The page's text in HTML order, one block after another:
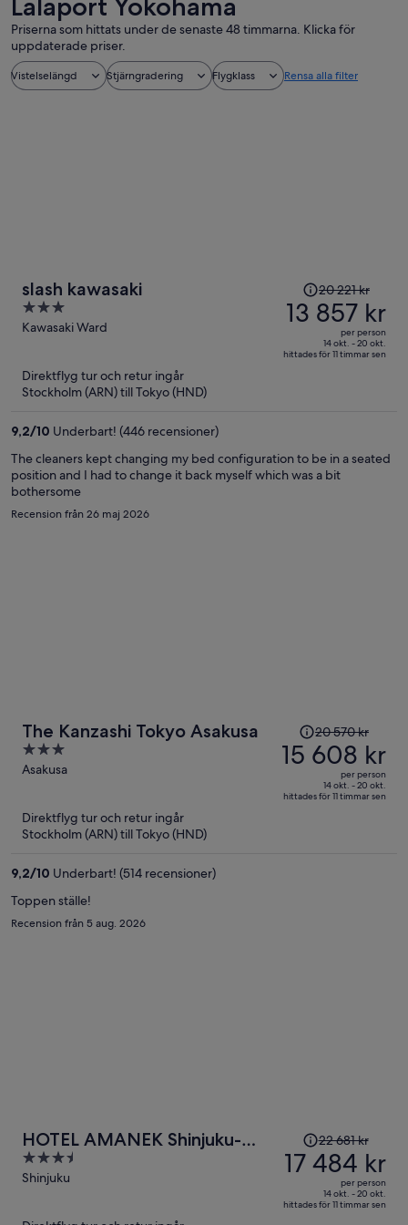
Lalaport Yokohama
Priserna som hittats under de senaste 48 timmarna. Klicka för
uppdaterade priser.
Vistelselängd Stjärngradering Flygklass Rensa alla filter
slash kawasaki
3
out
Kawasaki Ward
Priset
var
20 221 kr
är
20 221 kr
13 857 kr
per person
14 okt. - 20 okt.
hittades för 11 timmar sen
Direktflyg tur och retur ingår
Stockholm (ARN) till Tokyo (HND)
9,2/10 Underbart! (446 recensioner)
The cleaners kept changing my bed configuration to be in a seated
position and I had to change it back myself which was a bit
bothersome
Recension från 26 maj 2026
The Kanzashi Tokyo Asakusa
3
out
Asakusa
Priset
var
20 570 kr
är
20 570 kr
15 608 kr
per person
14 okt. - 20 okt.
hittades för 11 timmar sen
Direktflyg tur och retur ingår
Stockholm (ARN) till Tokyo (HND)
9,2/10 Underbart! (514 recensioner)
Toppen ställe!
Recension från 5 aug. 2026
HOTEL AMANEK Shinjuku-
Kabukicho
3.5
out
5
Shinjuku
Priset
var
22 681 kr
är
22 681 kr
17 484 kr
per person
14 okt. - 20 okt.
hittades för 11 timmar sen